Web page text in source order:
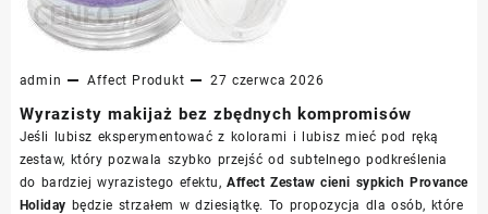
admin Affect Produkt 27 czerwca 2026
Wyrazisty makijaż bez zbędnych kompromisów
Jeśli lubisz eksperymentować z kolorami i lubisz mieć pod ręką
zestaw, który pozwala szybko przejść od subtelnego podkreślenia
do bardziej wyrazistego efektu,Affect Zestaw cieni sypkich Provance
Holiday będzie strzałem w dziesiątkę. To propozycja dla osób, które